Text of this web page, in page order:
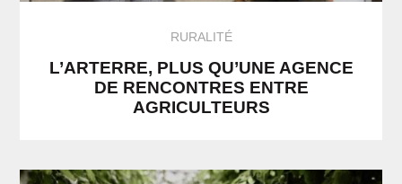
RURALITÉ
L’ARTERRE, PLUS QU’UNE AGENCE
DE RENCONTRES ENTRE
AGRICULTEURS